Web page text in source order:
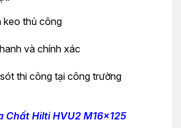
keo thủ công
và chính xác
thi công tại công trường
Chất Hilti HVU2 M16x125